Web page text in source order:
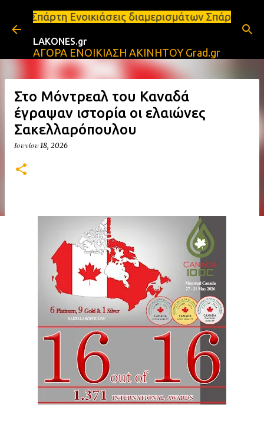
Μετάβαση στο κύριο περιεχόμενο
διαμερισμάτων Σπάρτη και
LAKONES.gr
ΑΓΟΡΑ ΕΝΟΙΚΙΑΣΗ ΑΚΙΝΗΤΟΥ Grad.gr
Στο Μόντρεαλ του Καναδά
έγραψαν ιστορία οι ελαιώνες
Σακελλαρόπουλου
Ιουνίου 18, 2026